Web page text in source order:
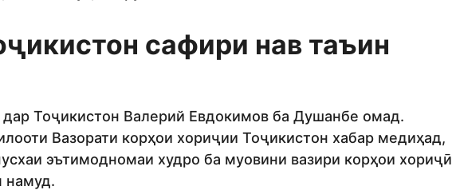
сафири нав таъин
дар Тоҷикистон Валерий Евдокимов ба Душанбе омад.
Вазорати корҳои хориҷии Тоҷикистон хабар медиҳад,
эътимодномаи худро ба муовини вазири корҳои хориҷӣ
намуд.